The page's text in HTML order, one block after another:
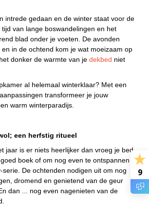
intrede gedaan en de winter staat voor de
van lange boswandelingen en het
blad onder je voeten. De avonden
in de ochtend kom je wat moeizaam op
donker de warmte van je dekbed niet
al helemaal winterklaar? Met een
transformeer je jouw
warm winterparadijs.
een herfstig ritueel
jaar is er niets heerlijker dan vroeg je bed
boek of om nog even te ontspannen
serie. De ochtenden nodigen uit om nog
dromend en genietend van de geur
dan ... nog even nagenieten van de
9